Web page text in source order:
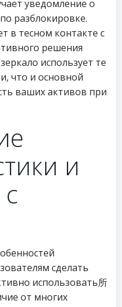
уведомление о
разблокировке.
в тесном контакте с
решения
использует те
что и основной
ваших активов при
и
сделать
использовать所
от многих